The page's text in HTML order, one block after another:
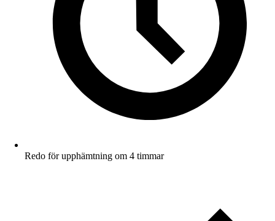
Redo för upphämtning om 4 timmar